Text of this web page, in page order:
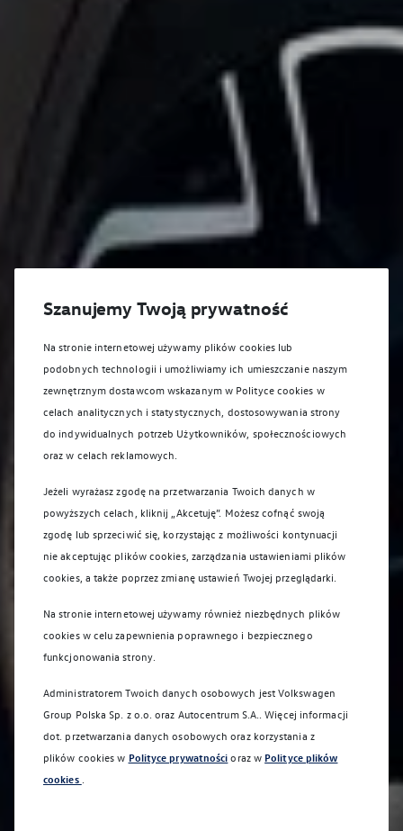
Szanujemy Twoją prywatność
Na stronie internetowej używamy plików cookies lub
podobnych technologii i umożliwiamy ich umieszczanie naszym
zewnętrznym dostawcom wskazanym w Polityce cookies w
celach analitycznych i statystycznych, dostosowywania strony
do indywidualnych potrzeb Użytkowników, społecznościowych
oraz w celach reklamowych.
Jeżeli wyrażasz zgodę na przetwarzania Twoich danych w
powyższych celach, kliknij „Akcetuję”. Możesz cofnąć swoją
zgodę lub sprzeciwić się, korzystając z możliwości kontynuacji
nie akceptując plików cookies, zarządzania ustawieniami plików
cookies, a także poprzez zmianę ustawień Twojej przeglądarki.
Na stronie internetowej używamy również niezbędnych plików
cookies w celu zapewnienia poprawnego i bezpiecznego
funkcjonowania strony.
Administratorem Twoich danych osobowych jest Volkswagen
Group Polska Sp. z o.o. oraz Autocentrum S.A.. Więcej informacji
dot. przetwarzania danych osobowych oraz korzystania z
plików cookies w Polityce prywatności oraz w Polityce plików
cookies .